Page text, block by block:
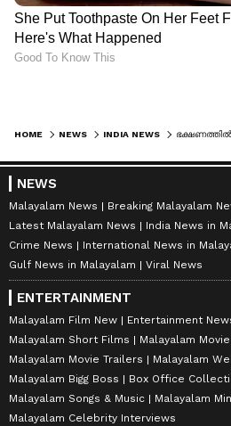
HOME NEWS INDIA NEWS
NEWS
Malayalam News
Breaking Malayalam
Latest Malayalam News
India News in
Crime News
International News in
Gulf News in Malayalam
Viral News
ENTERTAINMENT
Malayalam Film New
Entertainment
Malayalam Short Films
Malayalam
Malayalam Movie Trailers
Malayalam
Malayalam Bigg Boss
Box Office
Malayalam Songs & Music
Malayalam
Malayalam Celebrity Interviews